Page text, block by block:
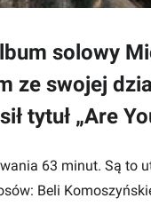
solowy
ze swojej
tytuł „Are
63 minut. Są to
Beli